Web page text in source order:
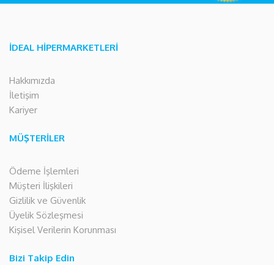
İDEAL HİPERMARKETLERİ
Hakkımızda
İletişim
Kariyer
MÜŞTERİLER
Ödeme İşlemleri
Müşteri İlişkileri
Gizlilik ve Güvenlik
Üyelik Sözleşmesi
Kişisel Verilerin Korunması
Bizi Takip Edin